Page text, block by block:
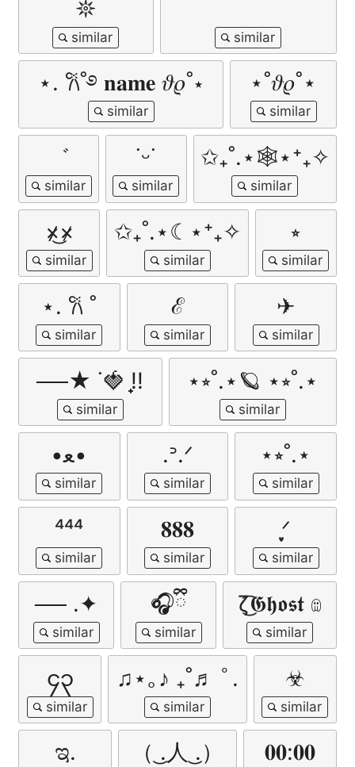
𖤓
⋆. 𐙚˚࿔ 𝐧𝐚𝐦𝐞 𝜗𝜚˚⋆ ⋆˚𝜗𝜚˚⋆
゛ ˙ᵕ˙ ✩₊˚.⋆🕸️⋆⁺₊✧
×̷̷͜×̷ ✩₊˚.⋆☾⋆⁺₊✧ ⭒
⋆. 𐙚 ˚ ℰ ✈︎
──★ ˙🍓 ̟!! ⋆⭒˚.⋆🪐 ⋆⭒˚.⋆
•ﻌ• .ᐣ.ᐟ ⋆⭒˚.⋆
⁴⁴⁴ 𝟖𝟖𝟖 ֶָ֢ᐟ
── .✦ 🎧ྀི ζ͜͡𝕲𝖍𝖔𝖘𝖙 𔓎
၄၃ ♫⋆｡♪ ₊˚♬ ﾟ. ☣︎
ಇ. （ ͜.人 ͜.） 𝟎𝟎:𝟎𝟎